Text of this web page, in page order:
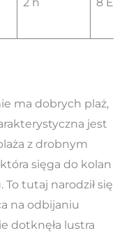
ma dobrych plaż,
jest
z drobnym
sięga do kolan
tutaj narodził się
na odbijaniu
dotknęła lustra